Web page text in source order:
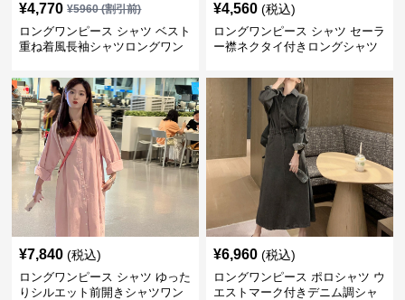
¥4,770 ¥5960(割引前)
ロングワンピース シャツ ベスト
重ね着風長袖シャツロングワン
¥4,560 (税込)
ロングワンピース シャツ セーラ
ー襟ネクタイ付きロングシャツ
¥7,840 (税込)
ロングワンピース シャツ ゆった
りシルエット前開きシャツワン
¥6,960 (税込)
ロングワンピース ポロシャツ ウ
エストマーク付きデニム調シャ